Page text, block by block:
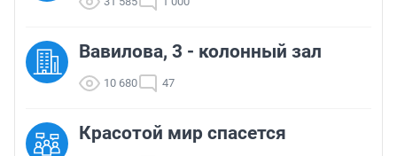
Вавилова, 3 - колонный зал
10 680 47
Красотой мир спасется